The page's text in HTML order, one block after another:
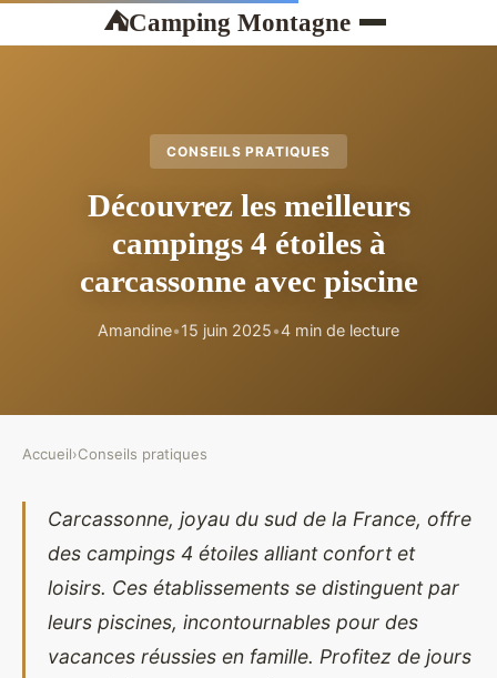
⛺Camping Montagne
CONSEILS PRATIQUES
Découvrez les meilleurs
campings 4 étoiles à
carcassonne avec piscine
Amandine•15 juin 2025•4 min de lecture
Accueil›Conseils pratiques
Carcassonne, joyau du sud de la France, offre
des campings 4 étoiles alliant confort et
loisirs. Ces établissements se distinguent par
leurs piscines, incontournables pour des
vacances réussies en famille. Profitez de jours